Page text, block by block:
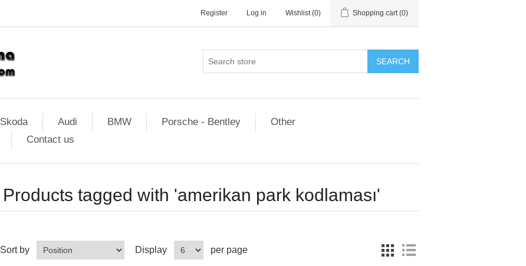
Register Log in Wishlist (0) Shopping cart (0)
SEARCH
Skoda Audi BMW Porsche - Bentley
Other
Contact us
Products tagged with 'amerikan park kodlaması'
Sort by Display per page